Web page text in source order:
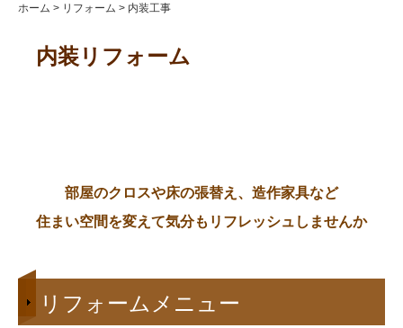
補助金
チラシ
アクセス
お客様の声
お問い合わせ
ホーム リフォーム 内装工事
内装リフォーム
部屋のクロスや床の張替え、造作家具など
住まい空間を変えて気分もリフレッシュしませんか
リフォームメニュー